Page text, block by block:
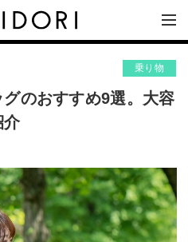
乗り物
のおすすめ9選。大容
介